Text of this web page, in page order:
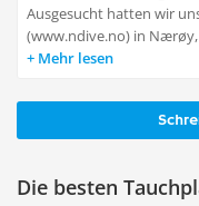
Ausgesucht hatten wir
(www.ndive.no) in Nærøy,
Mehr lesen
Die besten